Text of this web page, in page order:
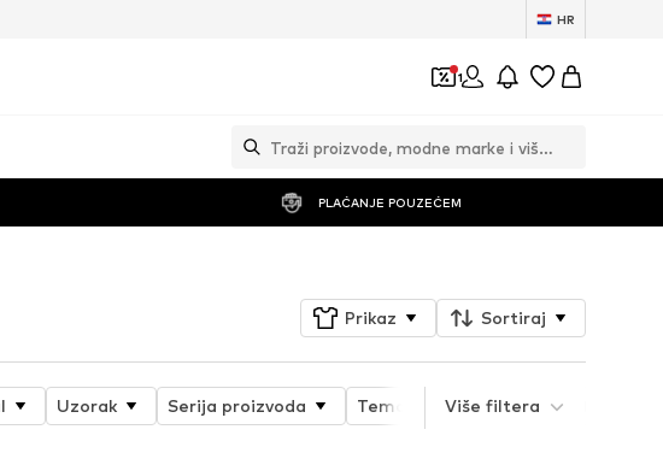
HR
1
PLAĆANJE POUZEĆEM
Prikaz Sortiraj
Uzorak Serija proizvoda Tematski svijet Svojstva
Više filtera